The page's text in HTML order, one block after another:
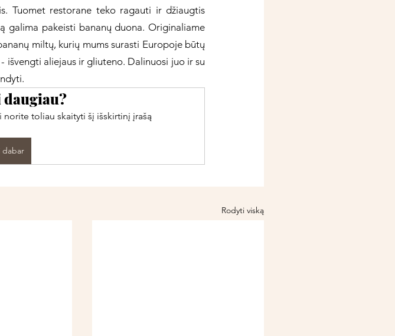
Tuomet restorane teko ragauti ir džiaugtis
galima pakeisti bananų duona. Originaliame
miltų, kurių mums surasti Europoje būtų
aliejaus ir gliuteno. Dalinuosi juo ir su
toliau skaityti šį išskirtinį įrašą
dabar
Rodyti viską